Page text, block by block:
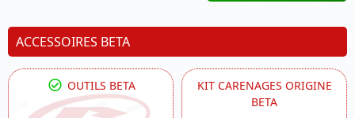
ACCESSOIRES BETA
OUTILS BETA
KIT CARENAGES ORIGINE
BETA